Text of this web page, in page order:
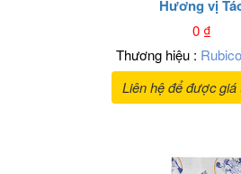
Hương vị
0₫
Thương hiệu :
Liên hệ để được giá